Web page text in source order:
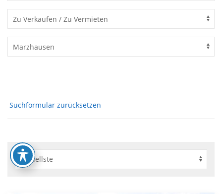
Suchformular zurücksetzen